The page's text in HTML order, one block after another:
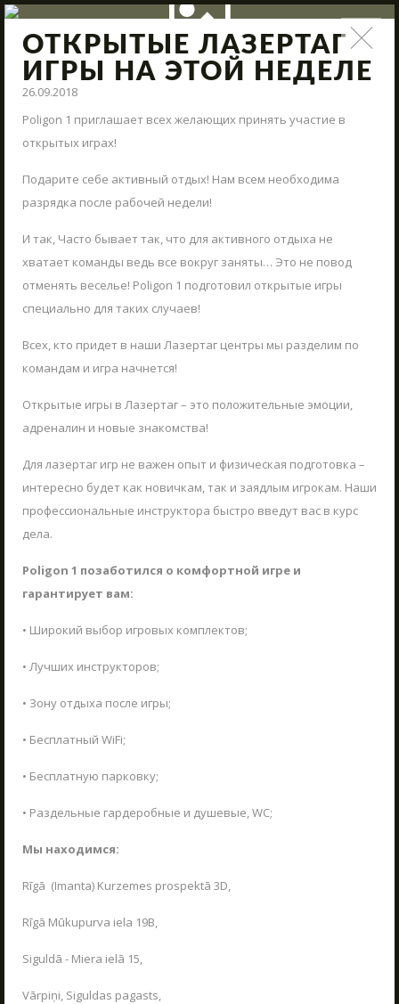
ОТКРЫТЫЕ ЛАЗЕРТАГ
ИГРЫ НА ЭТОЙ НЕДЕЛЕ
26.09.2018
Poligon 1 приглашает всех желающих принять участие в
открытых играх!
Подарите себе активный отдых! Нам всем необходима
разрядка после рабочей недели!
И так, Часто бывает так, что для активного отдыха не
хватает команды ведь все вокруг заняты… Это не повод
отменять веселье! Poligon 1 подготовил открытые игры
специально для таких случаев!
Всех, кто придет в наши Лазертаг центры мы разделим по
командам и игра начнется!
Открытые игры в Лазертаг – это положительные эмоции,
адреналин и новые знакомства!
Для лазертаг игр не важен опыт и физическая подготовка –
интересно будет как новичкам, так и заядлым игрокам. Наши
профессиональные инструктора быстро введут вас в курс
дела.
Poligon 1 позаботился о комфортной игре и
гарантирует вам:
• Широкий выбор игровых комплектов;
• Лучших инструкторов;
• Зону отдыха после игры;
• Бесплатный WiFi;
• Бесплатную парковку;
• Раздельные гардеробные и душевые, WC;
Мы находимся:
Rīgā (Imanta) Kurzemes prospektā 3D,
Rīgā Mūkupurva iela 19B,
Siguldā - Miera ielā 15,
Vārpiņi, Siguldas pagasts,
СТАРТ
АРСЕНАЛ
РЕЗЕРВАЦИЯ
НОВОСТИ
Лазертаг в Сигулде
Лабиринт "МИНОТАВР"
Школьные экскурсии
Детские мероприятия
Ближайшие мероприятия
НОВОСТИ
Поступления нового арсенала, модернизация полигона,
интересные сражения и новые предложения – всё это и
многое другое в наших новостях.
ЖДЁМ ВАС В ГОСТИ!
03.06.2025
Poligon 1. Это прекрасное место как для
индивидуального отдыха, так и для
групповых мероприятий, включая
ШКОЛЬНЫЕ ЭКСКУРСИИ
настоящее приключение вместе с вашим
НАПИСАТЬ НАМ
ЗАКРЫТЬ